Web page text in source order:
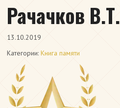
Рачачков В.Т.
13.10.2019
Категории: Книга памяти